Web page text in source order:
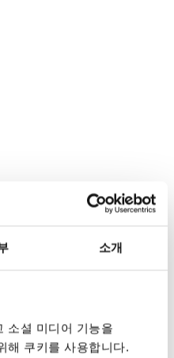
소개
소셜 미디어 기능을
해 쿠키를 사용합니다.